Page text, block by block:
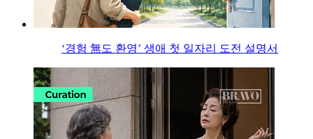
‘경험 無도 환영’ 생애 첫 일자리 도전 설명서